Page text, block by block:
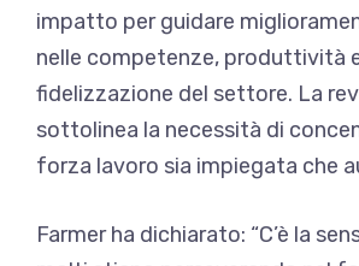
impatto per guidare
nelle competenze, produttività
fidelizzazione del settore. La
sottolinea la necessità di
forza lavoro sia impiegata che
Farmer ha dichiarato: “C’è la